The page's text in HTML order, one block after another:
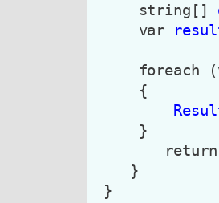
     string[]
     var
foreach
     {
     }
        return
    }